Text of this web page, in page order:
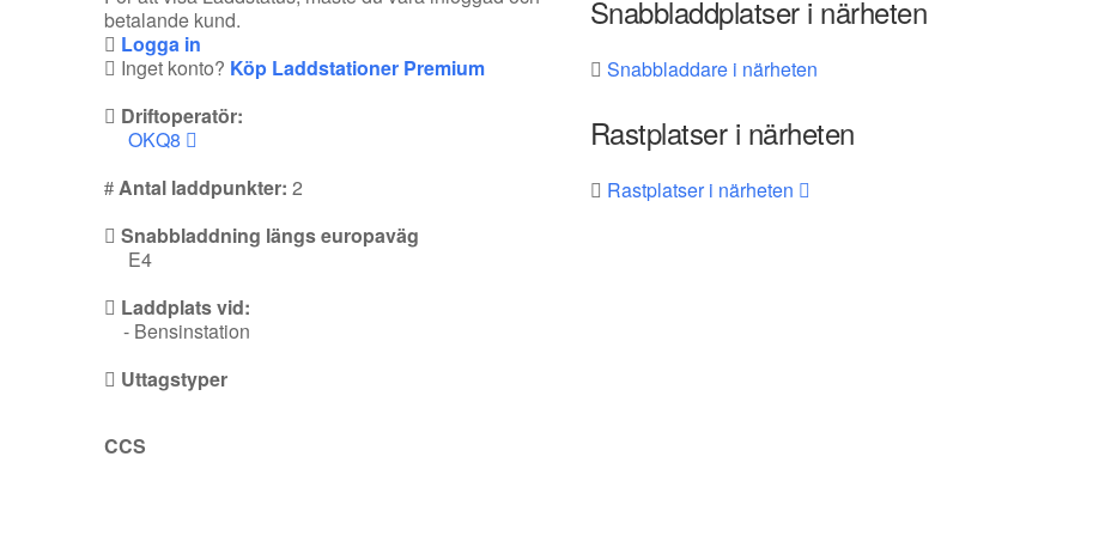
betalande kund.
Logga in
Inget konto? Köp Laddstationer Premium
Driftoperatör:
OKQ8
Antal laddpunkter: 2
Snabbladdning längs europaväg
E4
Laddplats vid:
- Bensinstation
Uttagstyper
CCS
Snabbladdplatser i närheten
Snabbladdare i närheten
Rastplatser i närheten
Rastplatser i närheten